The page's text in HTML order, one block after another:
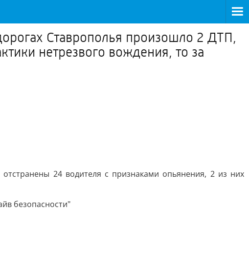
Ставрополья произошло 2 ДТП,
нетрезвого вождения, то за
24 водителя с признаками опьянения, 2 из них
безопасности"